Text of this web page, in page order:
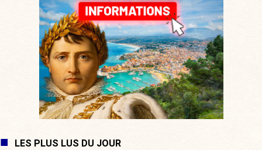
LES PLUS LUS DU JOUR